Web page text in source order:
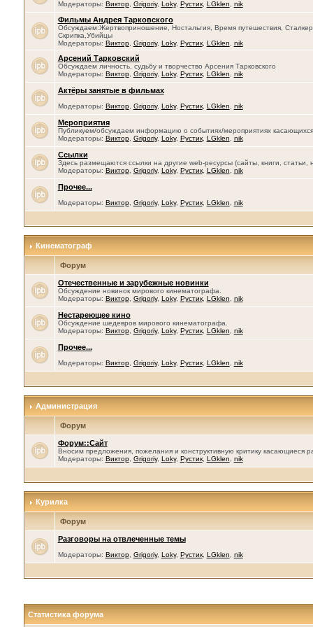
Модераторы: Виктор, Grigoriy, Loky, Рустик, LGklen nik
Фильмы Андрея Тарковского
Обсуждаем:Жертвоприношение, Ностальгия, Время путешествия,
Скрипка,Убийцы
Модераторы: Виктор, Grigoriy, Loky, Рустик, LGklen nik
Арсений Тарковский
Обсуждаем личность, судьбу и творчество Арсения Тарковского
Модераторы: Виктор, Grigoriy, Loky, Рустик, LGklen nik
Актёры занятые в фильмах
Модераторы: Виктор, Grigoriy, Loky, Рустик, LGklen nik
Мероприятия
Публикуем/обсуждаем информацию о событиях/мероприятиях касающихся
Модераторы: Виктор, Grigoriy, Loky, Рустик, LGklen nik
Ссылки
Здесь размещаются ссылки на другие web-ресурсы (сайты, книги,
Модераторы: Виктор, Grigoriy, Loky, Рустик, LGklen nik
Прочее...
Модераторы: Виктор, Grigoriy, Loky, Рустик, LGklen nik
Кинематограф
Форум
Отечественные и зарубежные новинки
Обсуждение новинок мирового кинематографа.
Модераторы: Виктор, Grigoriy, Loky, Рустик, LGklen nik
Нестареющее кино
Обсуждение шедевров мирового кинематографа.
Модераторы: Виктор, Grigoriy, Loky, Рустик, LGklen nik
Прочее...
Модераторы: Виктор, Grigoriy, Loky, Рустик, LGklen nik
Администрация
Форум
Форум::Сайт
Вносим предложения, пожелания и конструктивную критику касающиеся
Модераторы: Виктор, Grigoriy, Loky, Рустик, LGklen nik
Курилка
Форум
Разговоры на отвлеченные темы
Модераторы: Виктор, Grigoriy, Loky, Рустик, LGklen nik
Статистика форума